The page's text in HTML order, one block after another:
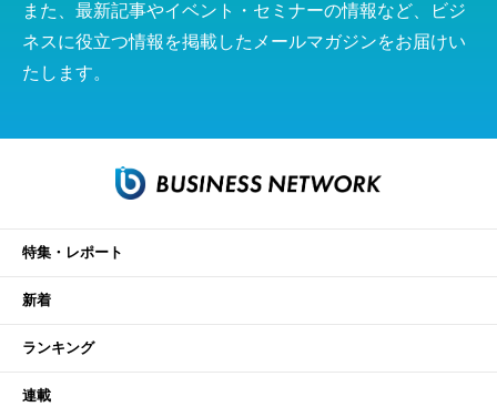
また、最新記事やイベント・セミナーの情報など、ビジ
ネスに役立つ情報を掲載したメールマガジンをお届けい
たします。
特集・レポート
新着
ランキング
連載